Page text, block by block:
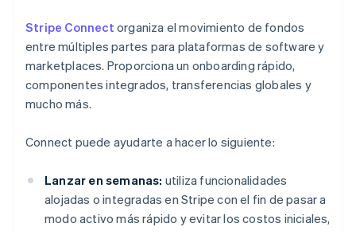
Stripe Connect organiza el movimiento de fondos
entre múltiples partes para plataformas de software y
marketplaces. Proporciona un onboarding rápido,
componentes integrados, transferencias globales y
mucho más.
Connect puede ayudarte a hacer lo siguiente:
Lanzar en semanas: utiliza funcionalidades
alojadas o integradas en Stripe con el fin de pasar a
modo activo más rápido y evitar los costos iniciales,